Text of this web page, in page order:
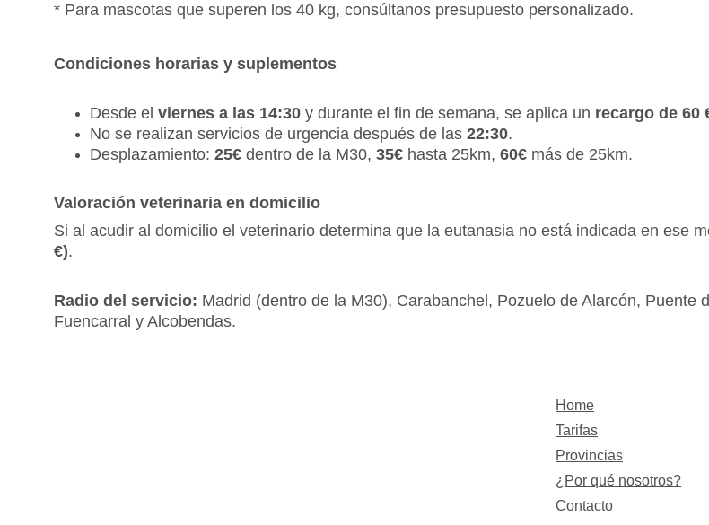
* Para mascotas que superen los 40 kg, consúltanos presupuesto personalizado.
Condiciones horarias y suplementos
Desde el viernes a las 14:30 y durante el fin de semana, se aplica un recargo de 60
No se realizan servicios de urgencia después de las 22:30.
Desplazamiento: 25€ dentro de la M30, 35€ hasta 25km, 60€ más de 25km.
Valoración veterinaria en domicilio
Si al acudir al domicilio el veterinario determina que la eutanasia no está indicada en ese
€).
Radio del servicio: Madrid (dentro de la M30), Carabanchel, Pozuelo de Alarcón, Puente
Fuencarral y Alcobendas.
Home
Tarifas
Provincias
¿Por qué nosotros?
Contacto